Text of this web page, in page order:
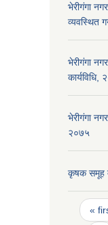
भेरीगंगा
व्यवस्थित
भेरीगंगा
कार्यविधि,
भेरीगंगा
२०७५
कृषक समूह
«